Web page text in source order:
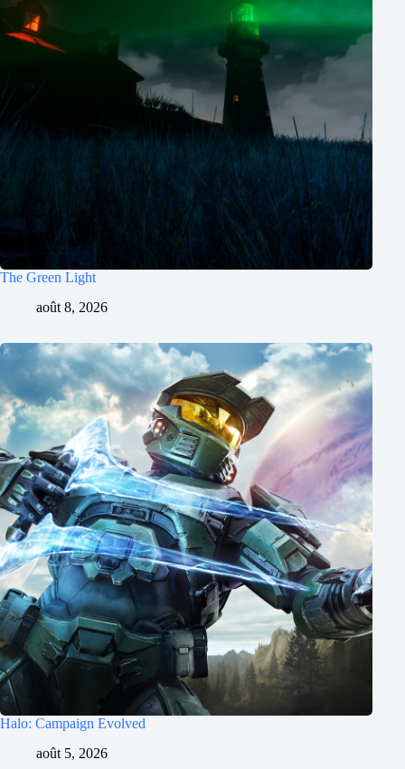
The Green Light
août 8, 2026
Halo: Campaign Evolved
août 5, 2026